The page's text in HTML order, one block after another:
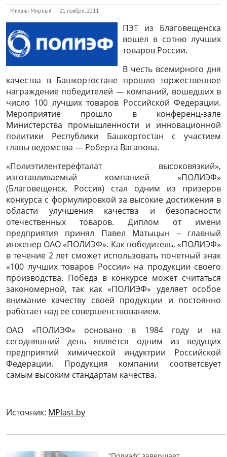
Михаил Мирный 21 ноября, 2011
ПЭТ из Благовещенска
вошел в сотню лучших
товаров России.
В честь всемирного дня
качества в Башкортостане прошло торжественное
награждение победителей — компаний, вошедших в
число 100 лучших товаров Российской Федерации.
Мероприятие прошло в конференц-зале
Министерства промышленности и инновационной
политики Республики Башкортостан с участием
главы ведомства — Роберта Вагапова.
«Полиэтилентерефталат высоковязкий»,
изготавливаемый компанией «ПОЛИЭФ»
(Благовещенск, Россия) стал одним из призеров
конкурса с формулировкой за высокие достижения в
области улучшения качества и безопасности
отечественных товаров. Диплом от имени
предприятия принял Павел Матыцын – главный
инженер ОАО «ПОЛИЭФ». Как победитель, «ПОЛИЭФ»
в течение 2 лет сможет использовать почетный знак
«100 лучших товаров России» на продукции своего
производства. Победа в конкурсе может считаться
закономерной, так как «ПОЛИЭФ» уделяет особое
внимание качеству своей продукции и постоянно
работает над ее совершенствованием.
ОАО «ПОЛИЭФ» основано в 1984 году и на
сегодняшний день является одним из ведущих
предприятий химической индуктрии Российской
Федерации. Продукция компании соответсвует
самым высоким стандартам качества.
Источник: MPlast.by